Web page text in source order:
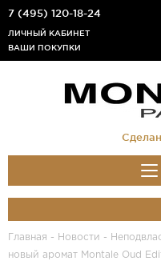
7 (495) 120-18-24
ЛИЧНЫЙ КАБИНЕТ
ВАШИ ПОКУПКИ
Главная - Новости -
новый аромат Montale Oud